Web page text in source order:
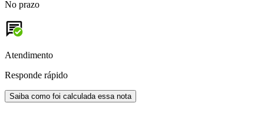
No prazo
Atendimento
Responde rápido
Saiba como foi calculada essa nota